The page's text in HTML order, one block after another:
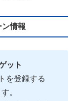
情報
ット
を登録する
。